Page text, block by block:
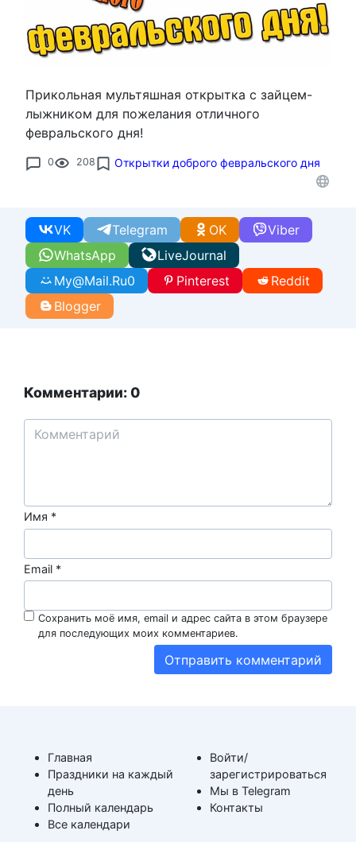
Прикольная мультяшная открытка с зайцем-
лыжником для пожелания отличного
февральского дня!
0 208 Открытки доброго февральского дня
WhatsApp
VK Telegram Viber
OK
LiveJournal
My@Mail.Ru0 Pinterest
Reddit
Blogger
Комментарии: 0
Имя *
Email *
Сохранить моё имя, email и адрес сайта в этом браузере
для последующих моих комментариев.
Главная
Праздники на каждый
день
Полный календарь
Все календари
Войти/
зарегистрироваться
Мы в Telegram
Контакты